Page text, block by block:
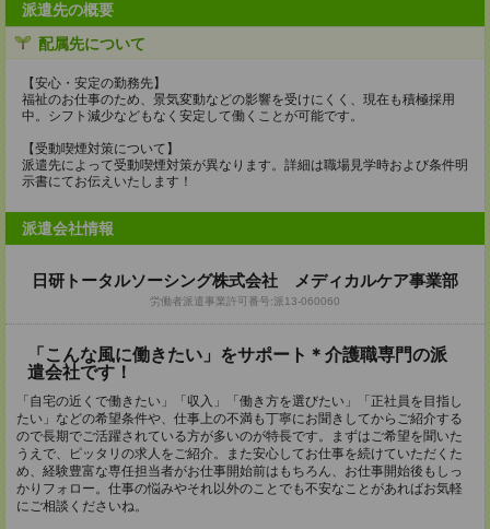
派遣先の概要
配属先について
【安心・安定の勤務先】
福祉のお仕事のため、景気変動などの影響を受けにくく、現在も積極採用
中。シフト減少などもなく安定して働くことが可能です。
【受動喫煙対策について】
派遣先によって受動喫煙対策が異なります。詳細は職場見学時および条件明
示書にてお伝えいたします！
派遣会社情報
日研トータルソーシング株式会社 メディカルケア事業部
労働者派遣事業許可番号:派13-060060
「こんな風に働きたい」をサポート＊介護職専門の派
遣会社です！
「自宅の近くで働きたい」「収入」「働き方を選びたい」「正社員を目指し
たい」などの希望条件や、仕事上の不満も丁寧にお聞きしてからご紹介する
ので長期でご活躍されている方が多いのが特長です。まずはご希望を聞いた
うえで、ピッタリの求人をご紹介。また安心してお仕事を続けていただくた
め、経験豊富な専任担当者がお仕事開始前はもちろん、お仕事開始後もしっ
かりフォロー。仕事の悩みやそれ以外のことでも不安なことがあればお気軽
にご相談くださいね。